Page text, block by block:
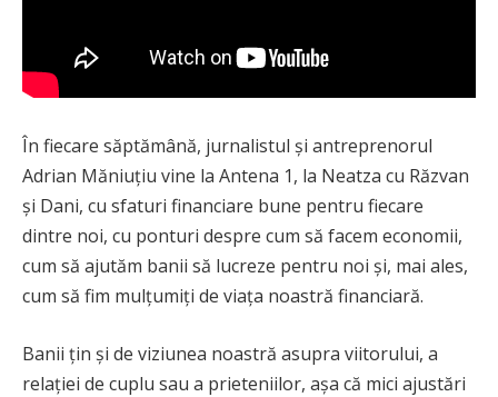
În fiecare săptămână, jurnalistul și antreprenorul
Adrian Măniuțiu vine la Antena 1, la Neatza cu Răzvan
și Dani, cu sfaturi financiare bune pentru fiecare
dintre noi, cu ponturi despre cum să facem economii,
cum să ajutăm banii să lucreze pentru noi și, mai ales,
cum să fim mulțumiți de viața noastră financiară.
Banii țin și de viziunea noastră asupra viitorului, a
relației de cuplu sau a prieteniilor, așa că mici ajustări